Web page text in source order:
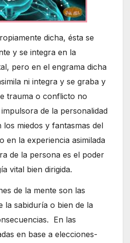
dicha, ésta se
y se integra en la
pero en el engrama dicha
ni integra y se graba y
trauma o conflicto no
de la personalidad
miedos y fantasmas del
en la experiencia asimilada
de la persona es el poder
vital bien dirigida.
de la mente son las
la sabiduría o bien de la
En las
en base a elecciones-